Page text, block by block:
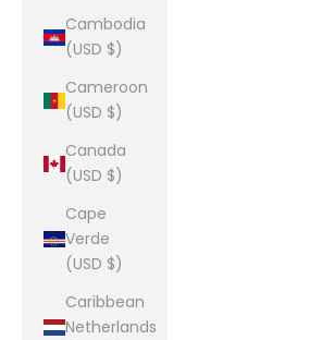
Cambodia
(USD $)
Cameroon
(USD $)
Canada
(USD $)
Cape
Verde
(USD $)
Caribbean
Netherlands